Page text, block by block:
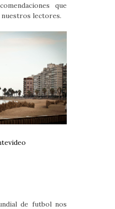
que
lectores.
de futbol nos